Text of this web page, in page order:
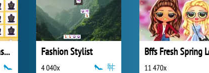
Super Girls Fall Fashion Trends Fashion Stylist
4 040x 11 470x